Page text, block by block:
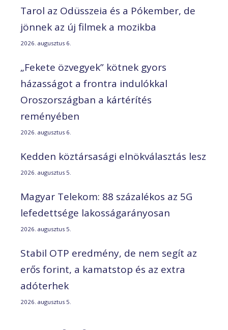
Tarol az Odüsszeia és a Pókember, de
jönnek az új filmek a mozikba
2026. augusztus 6.
„Fekete özvegyek” kötnek gyors
házasságot a frontra indulókkal
Oroszországban a kártérítés
reményében
2026. augusztus 6.
Kedden köztársasági elnökválasztás lesz
2026. augusztus 5.
Magyar Telekom: 88 százalékos az 5G
lefedettsége lakosságarányosan
2026. augusztus 5.
Stabil OTP eredmény, de nem segít az
erős forint, a kamatstop és az extra
adóterhek
2026. augusztus 5.